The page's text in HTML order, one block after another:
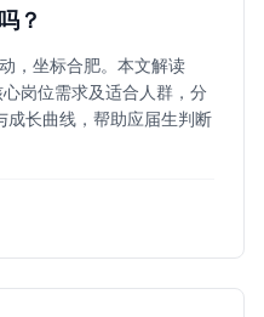
？
，坐标合肥。本文解读
岗位需求及适合人群，分
成长曲线，帮助应届生判断